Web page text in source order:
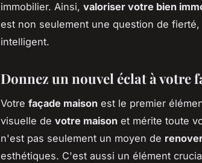
immobilier. Ainsi, valoriser votre bien
est non seulement une question de
intelligent.
Donnez un nouvel éclat à votre
Votre façade maison est le premier
visuelle de votre maison et mérite toute
n'est pas seulement un moyen de
esthétiques. C'est aussi un élément